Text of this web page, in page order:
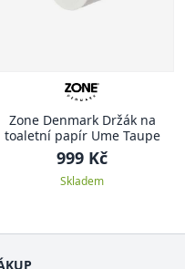
Zone Denmark Držák na
toaletní papír Ume Taupe
999 Kč
Skladem